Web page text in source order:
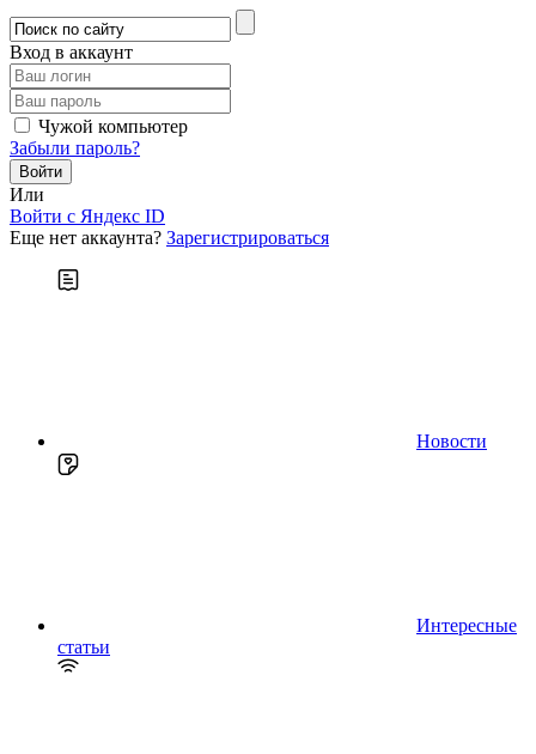
Вход в аккаунт
Чужой компьютер
Забыли пароль?
Или
Войти c Яндекс ID
Еще нет аккаунта? Зарегистрироваться
Новости
Интересные
статьи